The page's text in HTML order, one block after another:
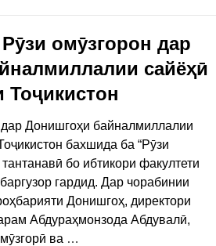
омӯзгорон дар
сайёҳӣ
Тоҷикистон
Донишгоҳи байналмиллалии
бахшида ба “Рӯзи
бо ибтикори факултети
гардид. Дар чорабинии
Донишгоҳ, директори
Абдураҳмонзода Абдувалӣ,
ва …